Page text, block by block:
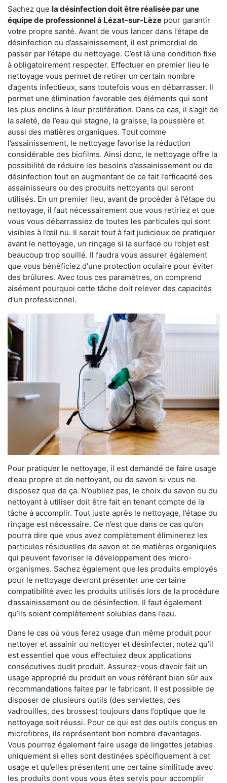
Sachez que la désinfection doit être réalisée par une
équipe de professionnel à Lézat-sur-Lèze pour garantir
votre propre santé. Avant de vous lancer dans l’étape de
désinfection ou d’assainissement, il est primordial de
passer par l’étape du nettoyage. C’est là une condition fixe
à obligatoirement respecter. Effectuer en premier lieu le
nettoyage vous permet de retirer un certain nombre
d’agents infectieux, sans toutefois vous en débarrasser. Il
permet une élimination favorable des éléments qui sont
les plus enclins à leur prolifération. Dans ce cas, il s’agit de
la saleté, de l’eau qui stagne, la graisse, la poussière et
aussi des matières organiques. Tout comme
l’assainissement, le nettoyage favorise la réduction
considérable des biofilms. Ainsi donc, le nettoyage offre la
possibilité de réduire les besoins d’assainissement ou de
désinfection tout en augmentant de ce fait l’efficacité des
assainisseurs ou des produits nettoyants qui seront
utilisés. En un premier lieu, avant de procéder à l’étape du
nettoyage, il faut nécessairement que vous retiriez et que
vous vous débarrassiez de toutes les particules qui sont
visibles à l’œil nu. Il serait tout à fait judicieux de pratiquer
avant le nettoyage, un rinçage si la surface ou l’objet est
beaucoup trop souillé. Il faudra vous assurer également
que vous bénéficiez d'une protection oculaire pour éviter
des brûlures. Avec tous ces paramètres, on comprend
aisément pourquoi cette tâche doit relever des capacités
d'un professionnel.
Pour pratiquer le nettoyage, il est demandé de faire usage
d'eau propre et de nettoyant, ou de savon si vous ne
disposez que de ça. N’oubliez pas, le choix du savon ou du
nettoyant à utiliser doit être fait en tenant compte de la
tâche à accomplir. Tout juste après le nettoyage, l’étape du
rinçage est nécessaire. Ce n’est que dans ce cas qu’on
pourra dire que vous avez complètement éliminerez les
particules résiduelles de savon et de matières organiques
qui peuvent favoriser le développement des micro-
organismes. Sachez également que les produits employés
pour le nettoyage devront présenter une certaine
compatibilité avec les produits utilisés lors de la procédure
d’assainissement ou de désinfection. Il faut également
qu’ils soient complètement solubles dans l’eau.
Dans le cas où vous ferez usage d’un même produit pour
nettoyer et assainir ou nettoyer et désinfecter, notez qu’il
est essentiel que vous effectuiez deux applications
consécutives dudit produit. Assurez-vous d’avoir fait un
usage approprié du produit en vous référant bien sûr aux
recommandations faites par le fabricant. Il est possible de
disposer de plusieurs outils (des serviettes, des
vadrouilles, des brosses) toujours dans l’optique que le
nettoyage soit réussi. Pour ce qui est des outils conçus en
microfibres, ils représentent bon nombre d’avantages.
Vous pourrez également faire usage de lingettes jetables
uniquement si elles sont destinées spécifiquement à cet
usage et qu’elles présentent une certaine similitude avec
les produits dont vous vous êtes servis pour accomplir